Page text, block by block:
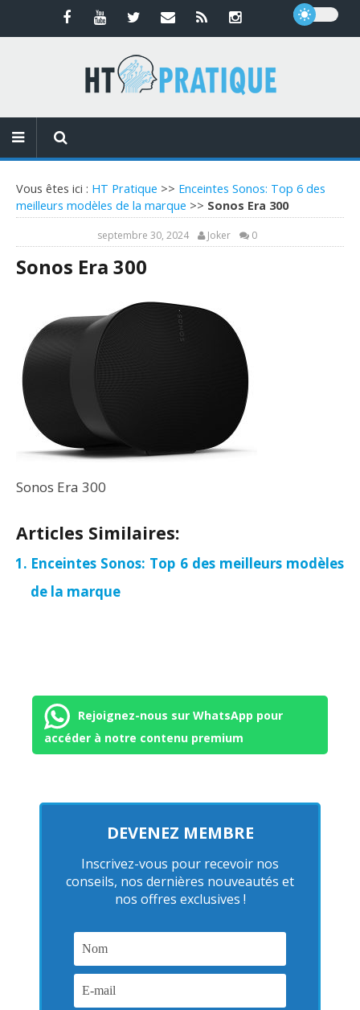
Vous êtes ici : HT Pratique >> Enceintes Sonos: Top 6 des
meilleurs modèles de la marque >> Sonos Era 300
septembre 30, 2024 Joker 0
Sonos Era 300
Sonos Era 300
Articles Similaires:
Enceintes Sonos: Top 6 des meilleurs modèles
de la marque
Rejoignez-nous sur WhatsApp pour
accéder à notre contenu premium
DEVENEZ MEMBRE
Inscrivez-vous pour recevoir nos
conseils, nos dernières nouveautés et
nos offres exclusives !